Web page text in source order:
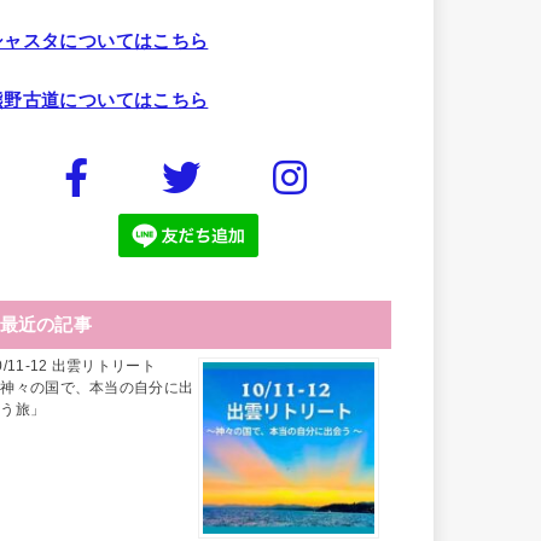
ャスタについてはこちら
野古道についてはこちら
最近の記事
11-12 出雲リトリート
々の国で、本当の自分に出
旅」